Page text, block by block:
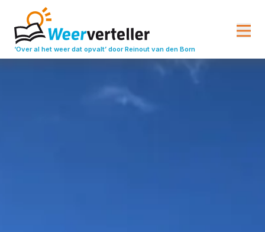
‘Over al het weer dat opvalt’ door Reinout van den Born